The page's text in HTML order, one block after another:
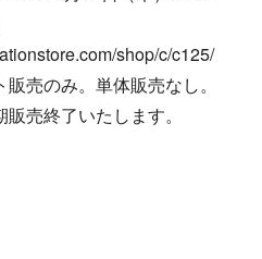
shop/c/c125/
売のみ。単体販売なし。
売終了いたします。